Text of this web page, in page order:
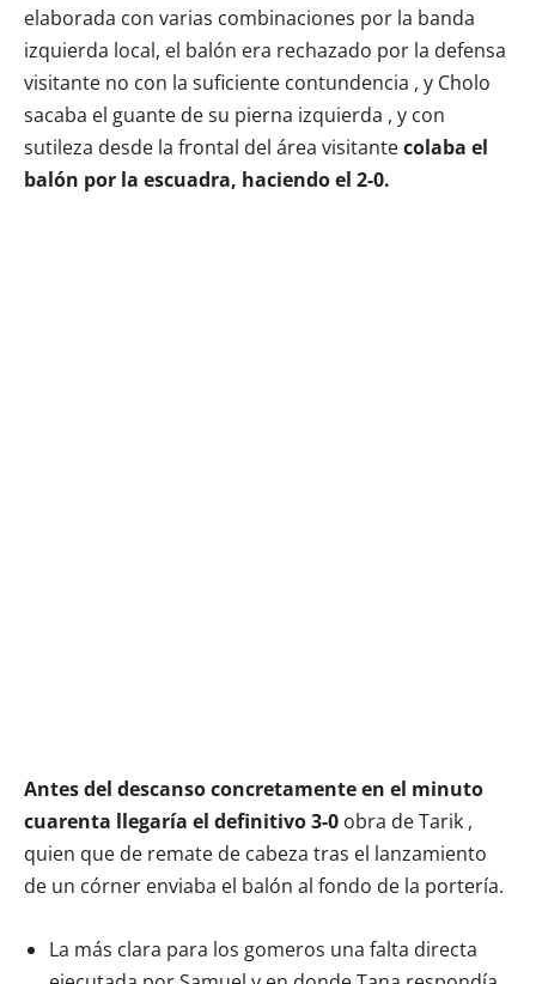
elaborada con varias combinaciones por la banda
izquierda local, el balón era rechazado por la defensa
visitante no con la suficiente contundencia , y Cholo
sacaba el guante de su pierna izquierda , y con
sutileza desde la frontal del área visitantecolaba el
balón por la escuadra, haciendo el 2-0.
Antes del descanso concretamente en el minuto
cuarenta llegaría el definitivo 3-0 obra de Tarik ,
quien que de remate de cabeza tras el lanzamiento
de un córner enviaba el balón al fondo de la portería.
La más clara para los gomeros una falta directa